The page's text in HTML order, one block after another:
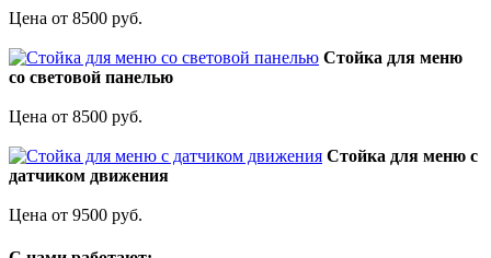
Цена от 8500 руб.
Стойка для меню
со световой панелью
Цена от 8500 руб.
Стойка для меню с
датчиком движения
Цена от 9500 руб.